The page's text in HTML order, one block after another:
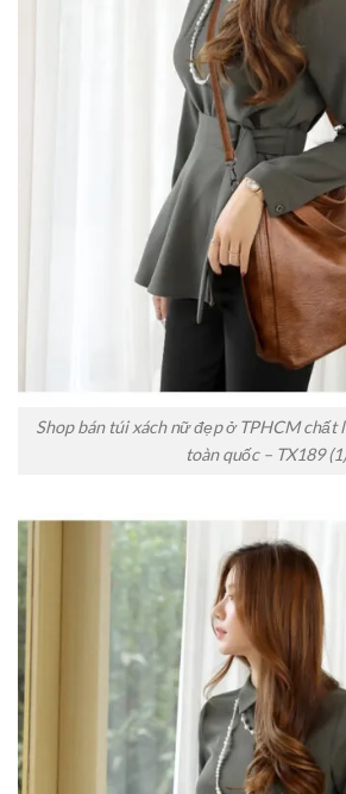
Shop bán túi xách nữ đẹp ở TPHCM chất
toàn quốc – TX189 (1)